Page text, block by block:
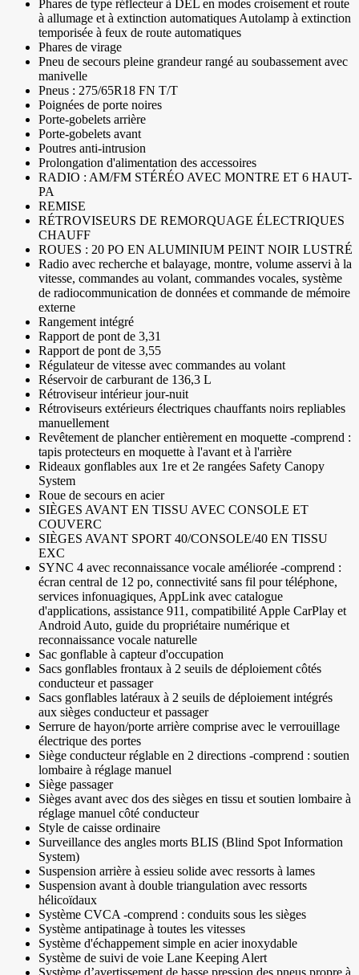
Phares de type réflecteur à DEL en modes croisement et route
à allumage et à extinction automatiques Autolamp à extinction
temporisée à feux de route automatiques
Phares de virage
Pneu de secours pleine grandeur rangé au soubassement avec
manivelle
Pneus : 275/65R18 FN T/T
Poignées de porte noires
Porte-gobelets arrière
Porte-gobelets avant
Poutres anti-intrusion
Prolongation d'alimentation des accessoires
RADIO : AM/FM STÉRÉO AVEC MONTRE ET 6 HAUT-
PA
REMISE
RÉTROVISEURS DE REMORQUAGE ÉLECTRIQUES
CHAUFF
ROUES : 20 PO EN ALUMINIUM PEINT NOIR LUSTRÉ
Radio avec recherche et balayage, montre, volume asservi à la
vitesse, commandes au volant, commandes vocales, système
de radiocommunication de données et commande de mémoire
externe
Rangement intégré
Rapport de pont de 3,31
Rapport de pont de 3,55
Régulateur de vitesse avec commandes au volant
Réservoir de carburant de 136,3 L
Rétroviseur intérieur jour-nuit
Rétroviseurs extérieurs électriques chauffants noirs repliables
manuellement
Revêtement de plancher entièrement en moquette -comprend :
tapis protecteurs en moquette à l'avant et à l'arrière
Rideaux gonflables aux 1re et 2e rangées Safety Canopy
System
Roue de secours en acier
SIÈGES AVANT EN TISSU AVEC CONSOLE ET
COUVERC
SIÈGES AVANT SPORT 40/CONSOLE/40 EN TISSU
EXC
SYNC 4 avec reconnaissance vocale améliorée -comprend :
écran central de 12 po, connectivité sans fil pour téléphone,
services infonuagiques, AppLink avec catalogue
d'applications, assistance 911, compatibilité Apple CarPlay et
Android Auto, guide du propriétaire numérique et
reconnaissance vocale naturelle
Sac gonflable à capteur d'occupation
Sacs gonflables frontaux à 2 seuils de déploiement côtés
conducteur et passager
Sacs gonflables latéraux à 2 seuils de déploiement intégrés
aux sièges conducteur et passager
Serrure de hayon/porte arrière comprise avec le verrouillage
électrique des portes
Siège conducteur réglable en 2 directions -comprend : soutien
lombaire à réglage manuel
Siège passager
Sièges avant avec dos des sièges en tissu et soutien lombaire à
réglage manuel côté conducteur
Style de caisse ordinaire
Surveillance des angles morts BLIS (Blind Spot Information
System)
Suspension arrière à essieu solide avec ressorts à lames
Suspension avant à double triangulation avec ressorts
hélicoïdaux
Système CVCA -comprend : conduits sous les sièges
Système antipatinage à toutes les vitesses
Système d'échappement simple en acier inoxydable
Système de suivi de voie Lane Keeping Alert